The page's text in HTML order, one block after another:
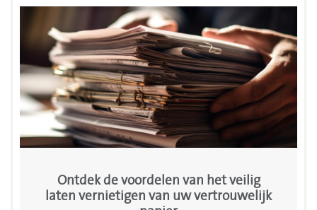
Ontdek de voordelen van het veilig
laten vernietigen van uw vertrouwelijk